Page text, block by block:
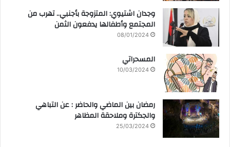
وجدان اشتيوي: المتزوجة بأجنبي.. تهرب من
المجتمع وأطفالها يدفعون الثمن
08/01/2024
المسحراتي
10/03/2024
رمضان بين الماضي والحاضر : عن التباهي
والجكترة وملاحقة المظاهر
25/03/2024